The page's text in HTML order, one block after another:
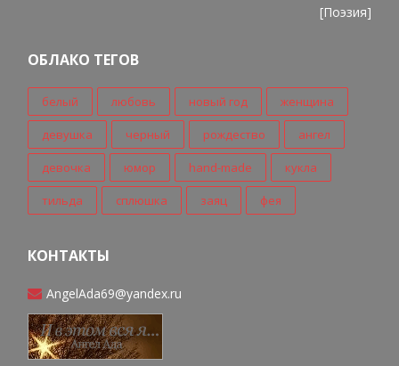
[Поэзия]
ОБЛАКО ТЕГОВ
белый любовь новый год женщина
девушка черный рождество ангел
девочка юмор hand-made кукла
тильда сплюшка заяц фея
КОНТАКТЫ
AngelAda69@yandex.ru